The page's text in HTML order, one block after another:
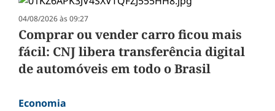
04/08/2026 às 09:27
Comprar ou vender carro ficou mais
fácil: CNJ libera transferência digital
de automóveis em todo o Brasil
Economia